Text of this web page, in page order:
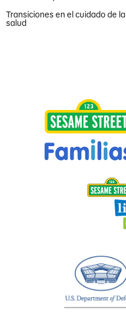
Transiciones en el cuidado de la
salud
Provisto como